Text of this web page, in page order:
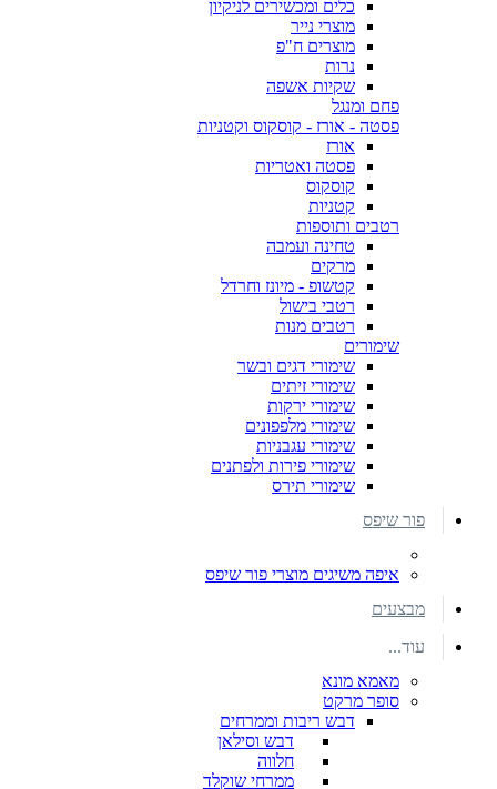
כלים ומכשירים לניקיון
מוצרי נייר
מוצרים ח"פ
נרות
שקיות אשפה
פחם ומנגל
פסטה - אורז - קוסקוס וקטניות
אורז
פסטה ואטריות
קוסקוס
קטניות
רטבים ותוספות
טחינה ועמבה
מרקים
קטשופ - מיונז וחרדל
רטבי בישול
רטבים מנות
שימורים
שימורי דגים ובשר
שימורי זיתים
שימורי ירקות
שימורי מלפפונים
שימורי עגבניות
שימורי פירות ולפתנים
שימורי תירס
פור שיפס
איפה משיגים מוצרי פור שיפס
מבצעים
עוד...
מאמא מונא
סופר מרקט
דבש ריבות וממרחים
דבש וסילאן
חלווה
ממרחי שוקלד